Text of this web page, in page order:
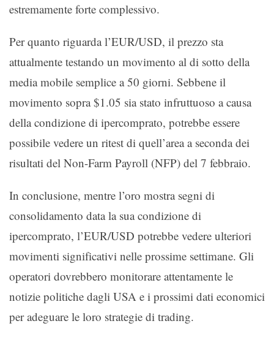
estremamente forte complessivo.
Per quanto riguarda l’EUR/USD, il prezzo sta
attualmente testando un movimento al di sotto della
media mobile semplice a 50 giorni. Sebbene il
movimento sopra $1.05 sia stato infruttuoso a causa
della condizione di ipercomprato, potrebbe essere
possibile vedere un ritest di quell’area a seconda dei
risultati del Non-Farm Payroll (NFP) del 7 febbraio.
In conclusione, mentre l’oro mostra segni di
consolidamento data la sua condizione di
ipercomprato, l’EUR/USD potrebbe vedere ulteriori
movimenti significativi nelle prossime settimane. Gli
operatori dovrebbero monitorare attentamente le
notizie politiche dagli USA e i prossimi dati economici
per adeguare le loro strategie di trading.